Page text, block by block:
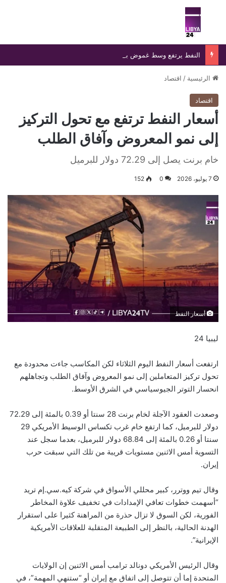
بحث عن
النفط يرتفع وسط غموض بشأن إعادة فتح مضيق هرمز
الرئيسية / اقتصاد
اقتصاد
أسعار النفط ترتفع مع تحول التركيز
إلى نمو المعروض وآفاق الطلب
خام برنت يصل إلى 72.29 دولار للبرميل
7 يوليو، 2026 0
152
أسعار النفط
ليبيا 24
ارتفعت أسعار النفط اليوم الثلاثاء لكن المكاسب جاءت محدودة مع
تحول تركيز المتعاملين إلى نمو المعروض وآفاق الطلب وتجاهلهم
انحسار التوتر الجيوسياسي في الشرق الأوسط.
وصعدت العقود الآجلة لخام برنت 28 سنتا أو 0.39 بالمئة إلى 72.29
دولار للبرميل، كما ارتفع خام غرب تكساس الوسيط الأمريكي 29
سنتا أو 0.26 بالمئة إلى 68.84 دولار للبرميل، بعدما سجل عند
التسوية أمس الاثنين مستويات قريبة من تلك التي سبقت حرب
إيران.
وقال تيم ووترر، كبير محللي الأسواق في شركة كيه.سي.إم تريد
“أسهمت خطوات تعافي الإمدادات في تخفيف علاوة المخاطر
الفورية، لكن السوق لا تزال حذرة من المراهنة كثيرا على استقرار
الهدنة الحالية، بالنظر إلى الطبيعة المتقلبة للعلاقات الأمريكية
الإيرانية”.
وقال الرئيس الأمريكي دونالد ترامب أمس الاثنين إن الولايات
المتحدة إما أن تتوصل إلى اتفاق مع إيران أو “ستنهي المهمة”، في